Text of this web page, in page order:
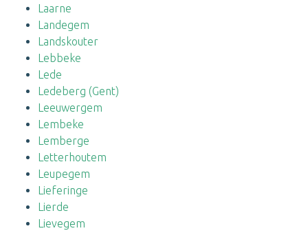
Laarne
Landegem
Landskouter
Lebbeke
Lede
Ledeberg (Gent)
Leeuwergem
Lembeke
Lemberge
Letterhoutem
Leupegem
Lieferinge
Lierde
Lievegem